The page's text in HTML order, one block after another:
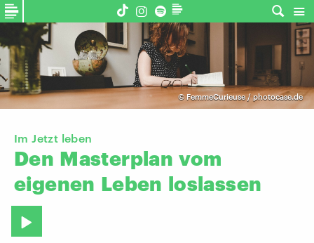
©FemmeCurieuse / photocase.de
Im Jetzt leben
Den Masterplan vom
eigenen Leben loslassen